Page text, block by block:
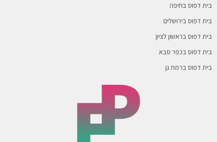
בית דפוס בחיפה
בית דפוס בירושלים
בית דפוס בראשון לציון
בית דפוס בכפר סבא
בית דפוס ברמת גן